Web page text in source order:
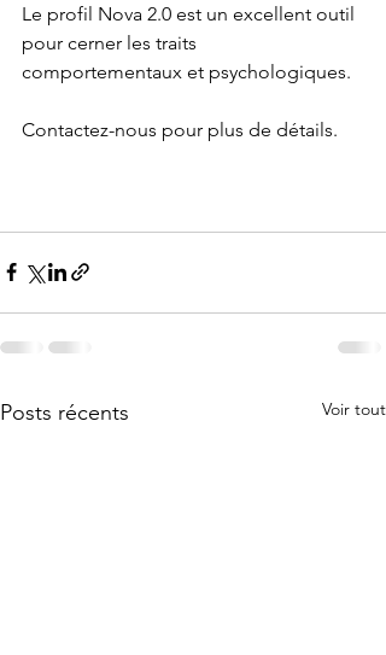
Le profil Nova 2.0 est un excellent outil
pour cerner les traits
comportementaux et psychologiques.
Contactez-nous pour plus de détails.
Posts récents Voir tout